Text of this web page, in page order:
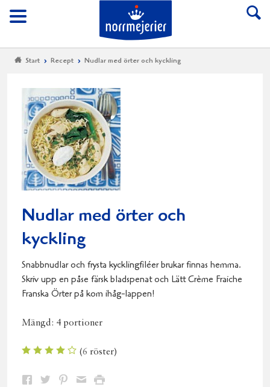
Meny
Till Norrmejerier
Start Recept Nudlar med örter och kyckling
Nudlar med örter och
kyckling
Snabbnudlar och frysta kycklingfiléer brukar finnas hemma.
Skriv upp en påse färsk bladspenat och Lätt Crème Fraiche
Franska Örter på kom ihåg-lappen!
Mängd: 4 portioner
(6 röster)
Dela Dela Dela DelaSkriv